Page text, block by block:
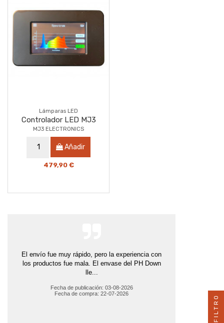
Lámparas LED
Controlador LED MJ3
MJ3 ELECTRONICS
Añadir
479,90 €
El envío fue muy rápido, pero la experiencia con
los productos fue mala. El envase del PH Down
lle...
Fecha de publicación: 03-08-2026
Fecha de compra: 22-07-2026
FILTRO